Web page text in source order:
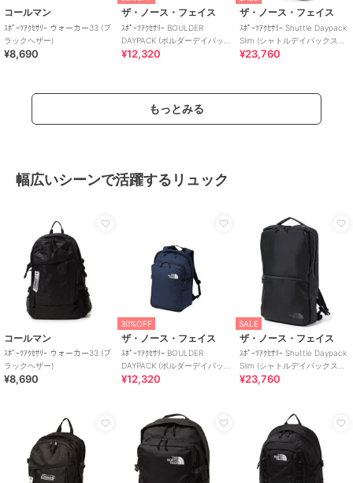
コールマン
ｽﾎﾟｰﾂｱｸｾｻﾘｰ ウォーカー33 (ブ
ラックヘザー)
¥8,690
ザ・ノース・フェイス
ｽﾎﾟｰﾂｱｸｾｻﾘｰ BOULDER
DAYPACK (ボルダーデイパッ
ク)
¥12,320
ザ・ノース・フェイス
ｽﾎﾟｰﾂｱｸｾｻﾘｰ Shuttle Daypack
Slim (シャトルデイパックスリ
ム)
¥23,760
もっとみる
幅広いシーンで活躍するリュック
コールマン
ｽﾎﾟｰﾂｱｸｾｻﾘｰ ウォーカー33 (ブ
ラックヘザー)
¥8,690
30%OFF
ザ・ノース・フェイス
ｽﾎﾟｰﾂｱｸｾｻﾘｰ BOULDER
DAYPACK (ボルダーデイパッ
ク)
¥12,320
SALE
ザ・ノース・フェイス
ｽﾎﾟｰﾂｱｸｾｻﾘｰ Shuttle Daypack
Slim (シャトルデイパックスリ
ム)
¥23,760